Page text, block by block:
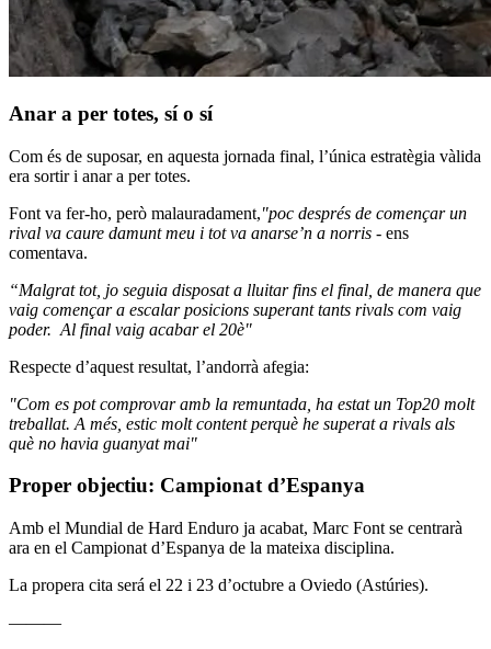
Anar a per totes, sí o sí
Com és de suposar, en aquesta jornada final, l’única estratègia vàlida
era sortir i anar a per totes.
Font va fer-ho, però malauradament,"poc després de començar un
rival va caure damunt meu i tot va anarse’n a norris - ens
comentava.
“Malgrat tot, jo seguia disposat a lluitar fins el final, de manera que
vaig començar a escalar posicions superant tants rivals com vaig
poder. Al final vaig acabar el 20è"
Respecte d’aquest resultat, l’andorrà afegia:
"Com es pot comprovar amb la remuntada, ha estat un Top20 molt
treballat. A més, estic molt content perquè he superat a rivals als
què no havia guanyat mai"
Proper objectiu: Campionat d’Espanya
Amb el Mundial de Hard Enduro ja acabat, Marc Font se centrarà
ara en el Campionat d’Espanya de la mateixa disciplina.
La propera cita será el 22 i 23 d’octubre a Oviedo (Astúries).
———